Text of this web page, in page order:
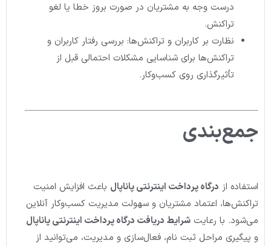
درست وجه به مشتریان در صورت بروز خطا یا لغو
تراکنش.
نظارت بر کاربران و تراکنش‌ها: بررسی رفتار کاربران و
تراکنش‌ها برای شناسایی مشکلات احتمالی قبل از
تأثیرگذاری روی کسب‌وکار.
جمع‌بندی
استفاده از درگاه پرداخت اینترنتی پاناپال باعث افزایش امنیت
تراکنش‌ها، اعتماد مشتریان و سهولت مدیریت کسب‌وکار آنلاین
می‌شود. با رعایت شرایط دریافت درگاه پرداخت اینترنتی پاناپال
و پیگیری مراحل ثبت نام، فعال‌سازی و مدیریت، می‌توانید از